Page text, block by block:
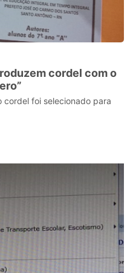
cordel com o
foi selecionado para